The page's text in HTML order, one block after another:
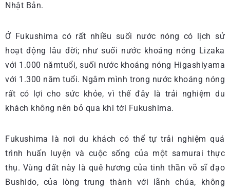
Nhật Bản.
Ở Fukushima có rất nhiều suối nước nóng có lịch sử
hoạt động lâu đời; như suối nước khoáng nóng Lizaka
với 1.000 nămtuổi, suối nước khoáng nóng Higashiyama
với 1.300 năm tuổi. Ngâm mình trong nước khoáng nóng
rất có lợi cho sức khỏe, vì thế đây là trải nghiệm du
khách không nên bỏ qua khi tới Fukushima.
Fukushima là nơi du khách có thể tự trải nghiệm quá
trình huấn luyện và cuộc sống của một samurai thực
thụ. Vùng đất này là quê hương của tinh thần võ sĩ đạo
Bushido, của lòng trung thành với lãnh chúa, không